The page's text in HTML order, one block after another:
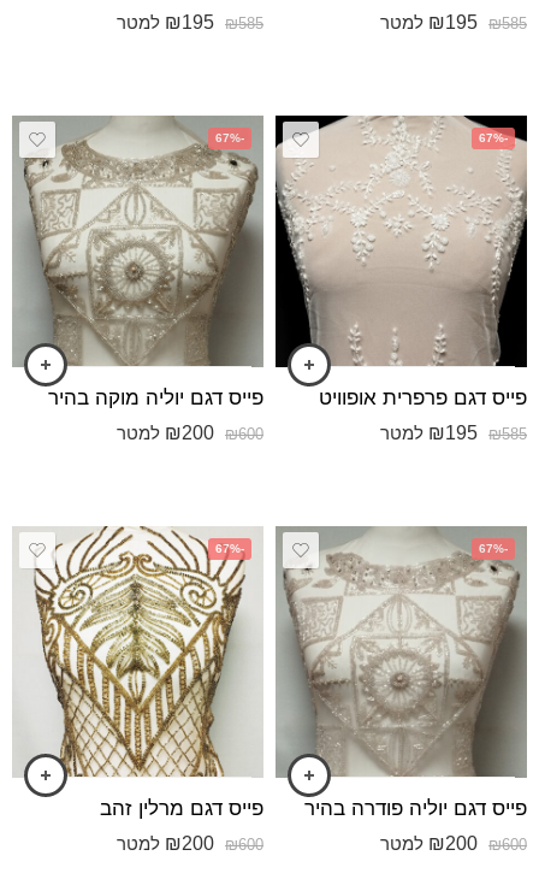
₪585
₪195 למטר ₪585
₪195 למטר
-67%
פייס דגם פרפרית אופוויט
₪585
₪195 למטר
-67%
פייס דגם יוליה מוקה בהיר
₪600
₪200 למטר
-67%
פייס דגם יוליה פודרה בהיר
₪600
₪200 למטר
-67%
פייס דגם מרלין זהב
₪600
₪200 למטר